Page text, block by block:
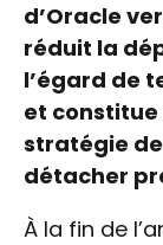
d’Oracle
réduit la
l’égard de
et
stratégie
détacher
À la fin de